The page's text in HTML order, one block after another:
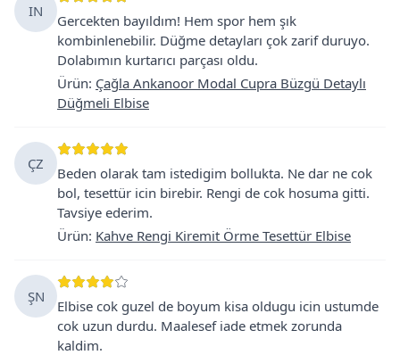
IN
Gercekten bayıldım! Hem spor hem şık
kombinlenebilir. Düğme detayları çok zarif duruyo.
Dolabımın kurtarıcı parçası oldu.
Ürün: Çağla Ankanoor Modal Cupra Büzgü Detaylı
Düğmeli Elbise
ÇZ
Beden olarak tam istedigim bollukta. Ne dar ne cok
bol, tesettür icin birebir. Rengi de cok hosuma gitti.
Tavsiye ederim.
Ürün: Kahve Rengi Kiremit Örme Tesettür Elbise
ŞN
Elbise cok guzel de boyum kisa oldugu icin ustumde
cok uzun durdu. Maalesef iade etmek zorunda
kaldim.